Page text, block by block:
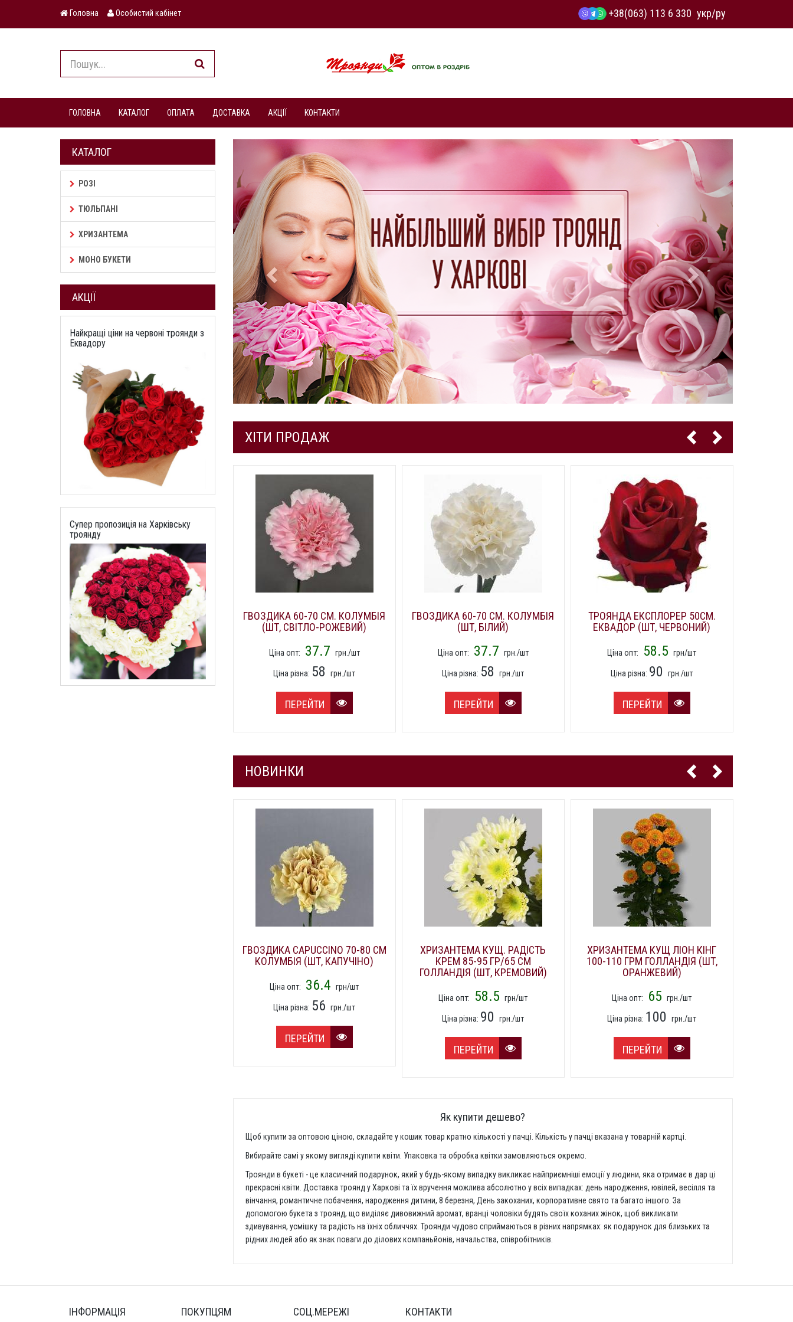
Головна Особистий кабінет +38(063) 113 6 330 укр/ру
ГОЛОВНА КАТАЛОГ ОПЛАТА ДОСТАВКА АКЦІЇ КОНТАКТИ
КАТАЛОГ
РОЗІ
ТЮЛЬПАНІ
ХРИЗАНТЕМА
МОНО БУКЕТИ
АКЦІЇ
Найкращі ціни на червоні троянди з
Еквадору
Супер пропозиція на Харківську
троянду
ХІТИ ПРОДАЖ
ГВОЗДИКА 60-70 СМ. КОЛУМБІЯ
(ШТ, СВІТЛО-РОЖЕВИЙ)
Ціна опт: 37.7 грн./шт
Ціна різна: 58 грн./шт
ПЕРЕЙТИ
ГВОЗДИКА 60-70 СМ. КОЛУМБІЯ
(ШТ, БІЛИЙ)
Ціна опт: 37.7 грн./шт
Ціна різна: 58 грн./шт
ПЕРЕЙТИ
ТРОЯНДА ЕКСПЛОРЕР 50СМ.
ЕКВАДОР (ШТ, ЧЕРВОНИЙ)
Ціна опт: 58.5 грн/шт
Ціна різна: 90 грн./шт
ПЕРЕЙТИ
НОВИНКИ
ГВОЗДИКА CAPUCCINO 70-80 СМ
КОЛУМБІЯ (ШТ, КАПУЧІНО)
Ціна опт: 36.4 грн/шт
Ціна різна: 56 грн./шт
ПЕРЕЙТИ
ХРИЗАНТЕМА КУЩ. РАДІСТЬ
КРЕМ 85-95 ГР/65 СМ
ГОЛЛАНДІЯ (ШТ, КРЕМОВИЙ)
Ціна опт: 58.5 грн/шт
Ціна різна: 90 грн./шт
ПЕРЕЙТИ
ХРИЗАНТЕМА КУЩ ЛІОН КІНГ
100-110 ГРМ ГОЛЛАНДІЯ (ШТ,
ОРАНЖЕВИЙ)
Ціна опт: 65 грн./шт
Ціна різна: 100 грн./шт
ПЕРЕЙТИ
Як купити дешево?
Щоб купити за оптовою ціною, складайте у кошик товар кратно кількості у пачці. Кількість у пачці вказана у товарній картці.
Вибирайте самі у якому вигляді купити квіти. Упаковка та обробка квітки замовляються окремо.
Троянди в букеті - це класичний подарунок, який у будь-якому випадку викликає найприємніші емоції у людини, яка отримає в дар ці
прекрасні квіти. Доставка троянд у Харкові та їх вручення можлива абсолютно у всіх випадках: день народження, ювілей, весілля та
вінчання, романтичне побачення, народження дитини, 8 березня, День закоханих, корпоративне свято та багато іншого. За
допомогою букета з троянд, що виділяє дивовижний аромат, вранці чоловіки будять своїх коханих жінок, щоб викликати
здивування, усмішку та радість на їхніх обличчях. Троянди чудово сприймаються в різних напрямках: як подарунок для близьких та
рідних людей або як знак поваги до ділових компаньйонів, начальства, співробітників.
ІНФОРМАЦІЯ ПОКУПЦЯМ СОЦ.МЕРЕЖІ КОНТАКТИ